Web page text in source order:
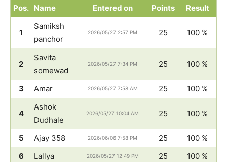
Pos. Name Entered on Points Result
1
Samiksh
panchor
2026/05/27 2:57 PM 25 100 %
2
Savita
somewad
2026/05/27 7:34 PM 25 100 %
3 Amar 2026/05/27 7:58 AM 25 100 %
4
Ashok
Dudhale
2026/05/27 10:04 AM 25 100 %
5 Ajay 358 2026/06/06 7:58 PM 25
100 %
6
Lallya 2026/05/27 12:49 PM 25
100 %